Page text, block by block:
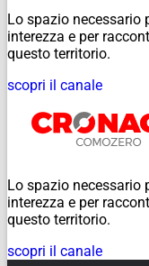
Lo spazio necessario
interezza e per
questo territorio.
scopri il canale
Lo spazio necessario
interezza e per
questo territorio.
scopri il canale